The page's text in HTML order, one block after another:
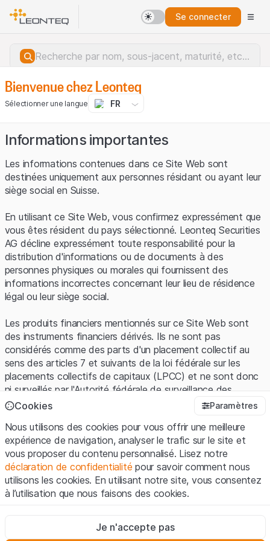
Se connecter
Erreur du serveur.
Bienvenue chez Leonteq
Sélectionner une langue FR
Informations importantes
Les informations contenues dans ce Site Web sont
destinées uniquement aux personnes résidant ou ayant leur
siège social en Suisse.
En utilisant ce Site Web, vous confirmez expressément que
vous êtes résident du pays sélectionné. Leonteq Securities
AG décline expressément toute responsabilité pour la
distribution d'informations ou de documents à des
personnes physiques ou morales qui fournissent des
informations incorrectes concernant leur lieu de résidence
légal ou leur siège social.
Les produits financiers mentionnés sur ce Site Web sont
des instruments financiers dérivés. Ils ne sont pas
considérés comme des parts d'un placement collectif au
sens des articles 7 et suivants de la loi fédérale sur les
placements collectifs de capitaux (LPCC) et ne sont donc
ni surveillés par l'Autorité fédérale de surveillance des
marchés financiers (FINMA) ni enregistrés auprès de la
protection spécifique des investisseurs prévue par la LPCC.
Conditions d'utilisation et informations juridiques
En utilisant le Site Web de Leonteq Securities AG (ci-après
"Site Web"), vous confirmez que vous avez compris et que
vous acceptez les informations juridiques, les notes
vous n'acceptez pas les Conditions d'utilisation, veuillez-
vous abstenir d'utiliser ce Site Web.
Cookies Paramètres
Nous utilisons des cookies pour vous offrir une meilleure
expérience de navigation, analyser le trafic sur le site et
vous proposer du contenu personnalisé. Lisez notre
déclaration de confidentialité pour savoir comment nous
utilisons les cookies. En utilisant notre site, vous consentez
à l’utilisation que nous faisons des cookies.
Ces cookies sont nécessaires au bon fonctionnement du site
Je n'accepte pas